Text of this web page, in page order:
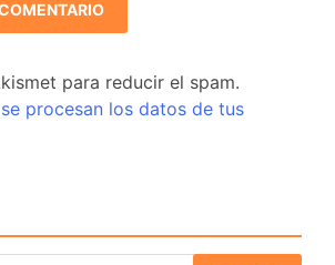
para reducir el spam.
procesan los datos de tus